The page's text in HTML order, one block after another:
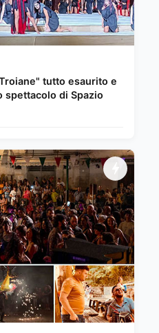
tutto esaurito e
spettacolo di Spazio